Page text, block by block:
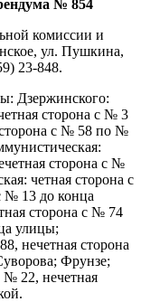
№ 854
комиссии и
ул. Пушкина,
23-848.
Дзержинского:
сторона с № 3
с № 58 по №
сторона с №
четная сторона с
№ 13 до конца
сторона с № 74
улицы;
нечетная сторона
Фрунзе;
№ 22, нечетная